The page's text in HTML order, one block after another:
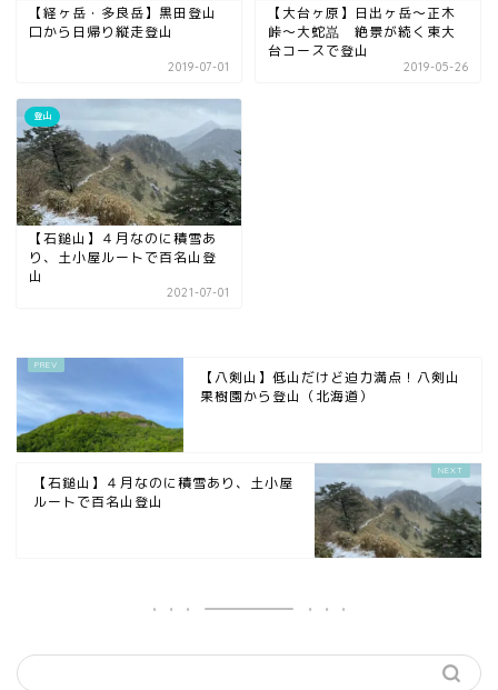
【経ヶ岳・多良岳】黒田登山
口から日帰り縦走登山
2019-07-01
【大台ヶ原】日出ヶ岳～正木
峠～大蛇嵓 絶景が続く東大
台コースで登山
2019-05-26
登山
【石鎚山】４月なのに積雪あ
り、土小屋ルートで百名山登
山
2021-07-01
【八剣山】低山だけど迫力満点！八剣山
果樹園から登山（北海道）
【石鎚山】４月なのに積雪あり、土小屋
ルートで百名山登山